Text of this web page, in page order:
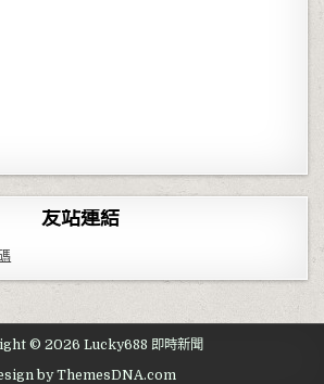
友站連結
© 2026 Lucky688 即時新聞
by ThemesDNA.com